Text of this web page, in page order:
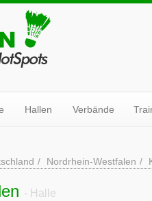
Hallen Verbände
Nordrhein-Westfalen
- Halle